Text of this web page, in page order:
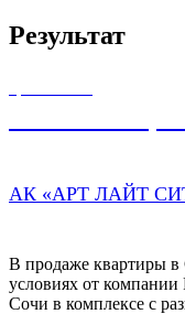
Результат
АК «АРТ ЛАЙТ
В продаже квартиры
условиях от компании
Сочи в комплексе с